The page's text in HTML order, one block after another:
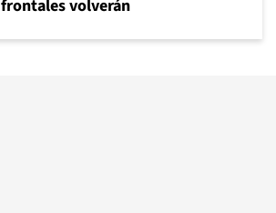
frontales volverán